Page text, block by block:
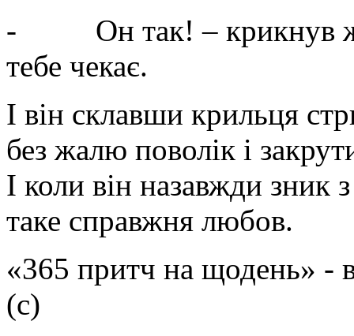
- Он так! – крикнув
тебе чекає.
І він склавши крильця
без жалю поволік і
І коли він назавжди зник
таке справжня любов.
«365 притч на щодень» -
(с)